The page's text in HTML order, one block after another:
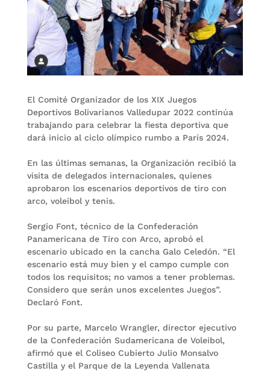
El Comité Organizador de los XIX Juegos
Deportivos Bolivarianos Valledupar 2022 continúa
trabajando para celebrar la fiesta deportiva que
dará inicio al ciclo olímpico rumbo a París 2024.
En las últimas semanas, la Organización recibió la
visita de delegados internacionales, quienes
aprobaron los escenarios deportivos de tiro con
arco, voleibol y tenis.
Sergio Font, técnico de la Confederación
Panamericana de Tiro con Arco, aprobó el
escenario ubicado en la cancha Galo Celedón. “El
escenario está muy bien y el campo cumple con
todos los requisitos; no vamos a tener problemas.
Considero que serán unos excelentes Juegos”.
Declaró Font.
Por su parte, Marcelo Wrangler, director ejecutivo
de la Confederación Sudamericana de Voleibol,
afirmó que el Coliseo Cubierto Julio Monsalvo
Castilla y el Parque de la Leyenda Vallenata